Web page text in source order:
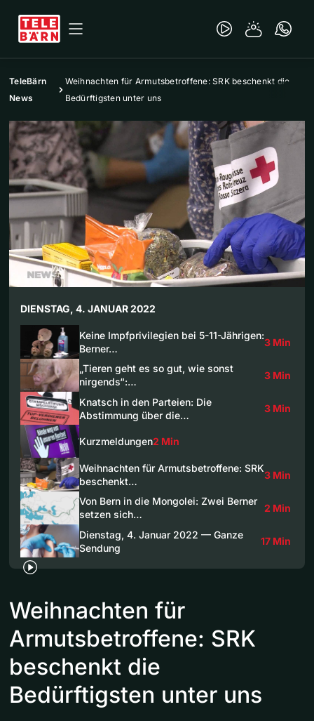
TeleBärn
News
Weihnachten für Armutsbetroffene: SRK beschenkt die
Bedürftigsten unter uns
DIENSTAG, 4. JANUAR 2022
Keine Impfprivilegien bei 5-11-Jährigen:
Berner…
3 Min
„Tieren geht es so gut, wie sonst
nirgends“:…
3 Min
Knatsch in den Parteien: Die
Abstimmung über die…
3 Min
Kurzmeldungen2 Min
Weihnachten für Armutsbetroffene: SRK
beschenkt…
3 Min
Von Bern in die Mongolei: Zwei Berner
setzen sich…
2 Min
Dienstag, 4. Januar 2022 — Ganze
Sendung
17 Min
Weihnachten für
Armutsbetroffene: SRK
beschenkt die
Bedürftigsten unter uns